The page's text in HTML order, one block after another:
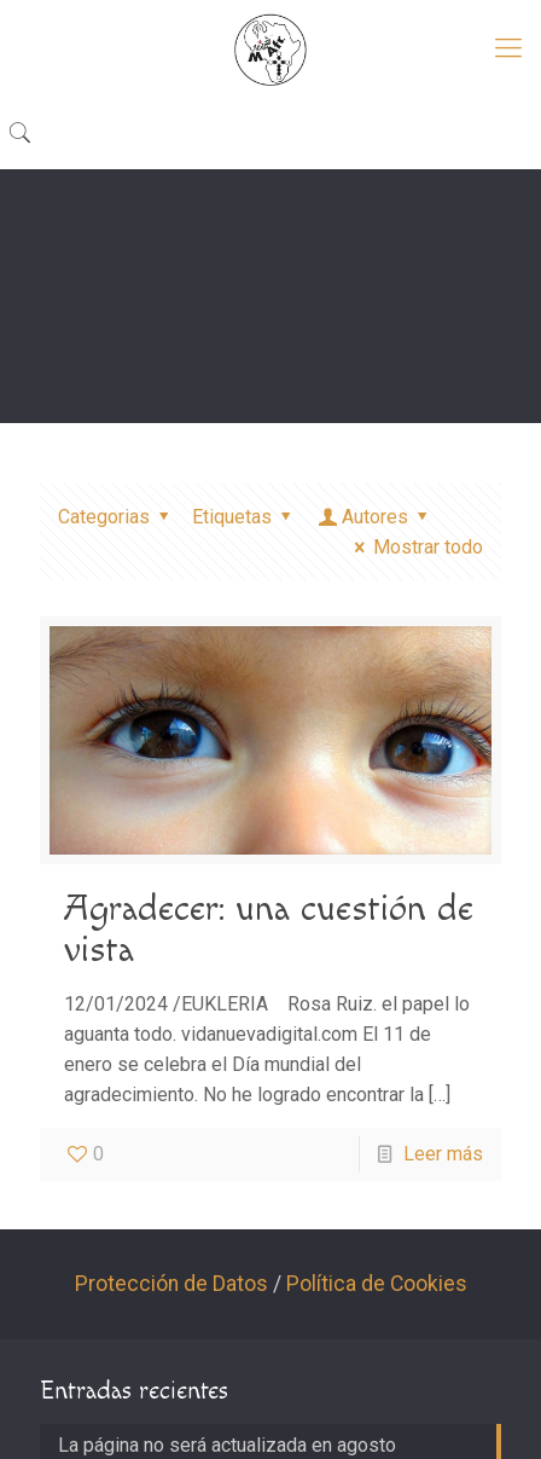
Categorias Etiquetas
Autores
Mostrar todo
Agradecer: una cuestión de
vista
12/01/2024 /EUKLERIA Rosa Ruiz. el papel lo
aguanta todo. vidanuevadigital.com El 11 de
enero se celebra el Día mundial del
agradecimiento. No he logrado encontrar la […]
0 Leer más
Protección de Datos / Política de Cookies
Entradas recientes
La página no será actualizada en agosto